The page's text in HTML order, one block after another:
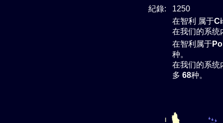
紀錄:
1250
在智利 属于
在我们的系统
在智利属于
种。
在我们的系统
多 68种。